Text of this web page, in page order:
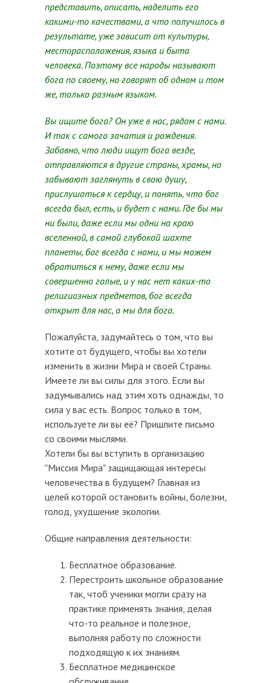
представить, описать, наделить его
какими-то качествами, а что получилось в
результате, уже зависит от культуры,
месторасположения, языка и быта
человека. Поэтому все народы называют
бога по своему, но говорят об одном и том
же, только разным языком.
Вы ищите бога? Он уже в нас, рядом с нами.
И так с самого зачатия и рождения.
Забавно, что люди ищут бога везде,
отправляются в другие страны, храмы, но
забывают заглянуть в свою душу,
прислушаться к сердцу, и понять, что бог
всегда был, есть, и будет с нами. Где бы мы
ни были, даже если мы одни на краю
вселенной, в самой глубокой шахте
планеты, бог всегда с нами, и мы можем
обратиться к нему, даже если мы
совершенно голые, и у нас нет каких-то
религиозных предметов, бог всегда
открыт для нас, а мы для бога.
Пожалуйста, задумайтесь о том, что вы
хотите от будущего, чтобы вы хотели
изменить в жизни Мира и своей Страны.
Имеете ли вы силы для этого. Если вы
задумывались над этим хоть однажды, то
сила у вас есть. Вопрос только в том,
используете ли вы её? Пришлите письмо
со своими мыслями.
Хотели бы вы вступить в организацию
"Миссия Мира" защищающая интересы
человечества в будущем? Главная из
целей которой остановить войны, болезни,
голод, ухудшение экологии.
Общие направления деятельности:
Бесплатное образование.
Перестроить школьное образование
так, чтоб ученики могли сразу на
практике применять знания, делая
что-то реальное и полезное,
выполняя работу по сложности
подходящую к их знаниям.
Бесплатное медицинское